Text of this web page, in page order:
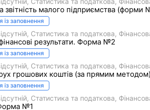
звітність малого підприємства
із заповнення
Статистика та податкова
результати. Форма №2
із заповнення
Статистика та податкова
грошових коштів (за прямим
із заповнення
Статистика та податкова
№1